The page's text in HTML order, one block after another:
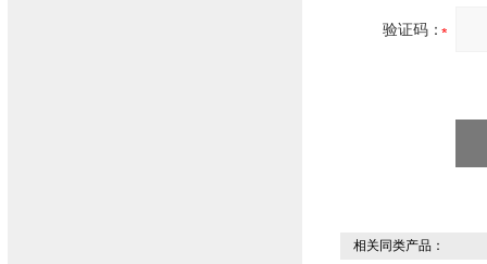
验证码：
相关同类产品：